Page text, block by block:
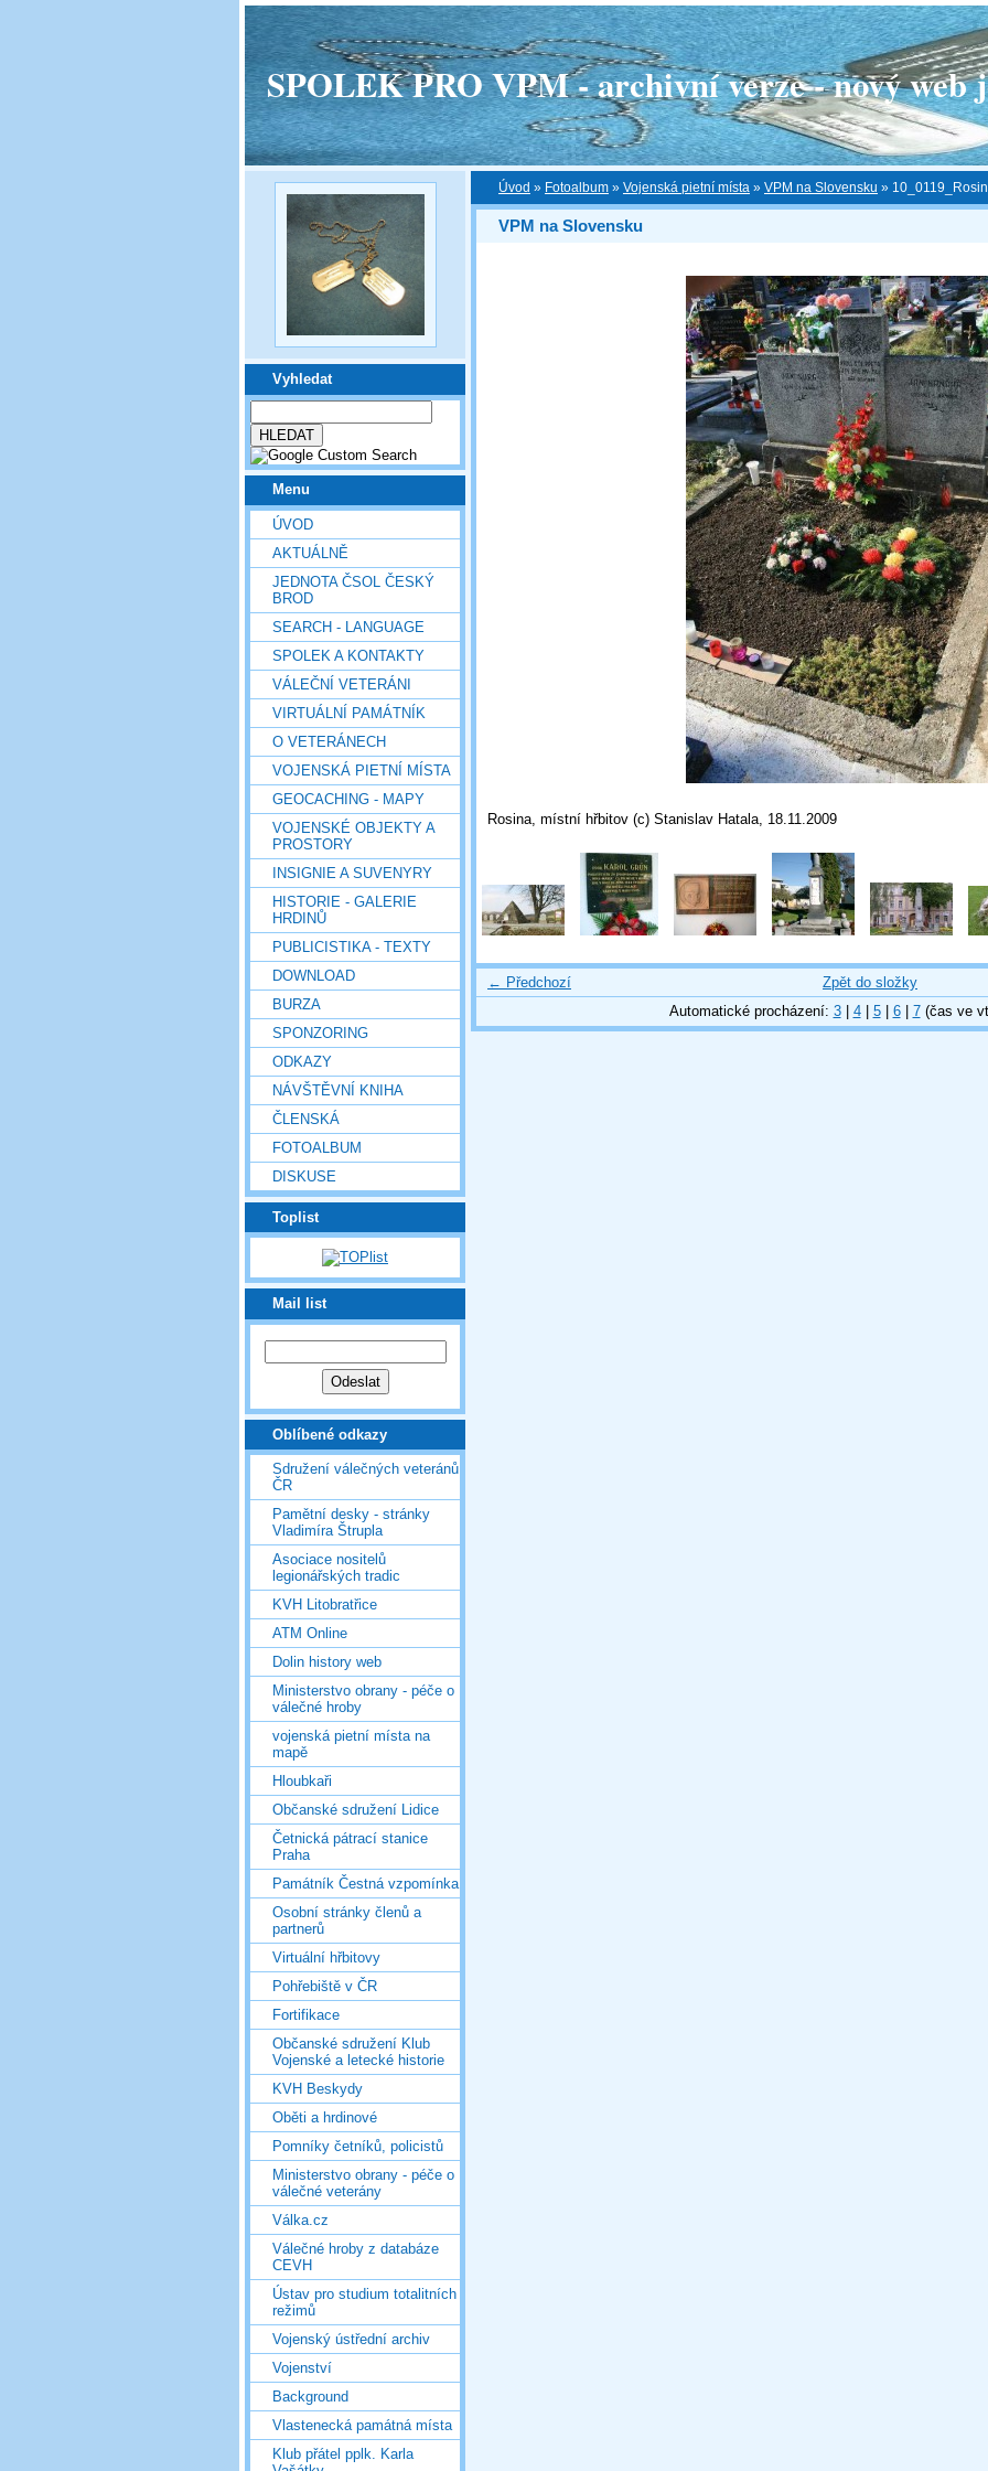
SPOLEK PRO VPM - archivní verze - nový web
Vyhledat
Menu
ÚVOD
AKTUÁLNĚ
JEDNOTA ČSOL ČESKÝ
BROD
SEARCH - LANGUAGE
SPOLEK A KONTAKTY
VÁLEČNÍ VETERÁNI
VIRTUÁLNÍ PAMÁTNÍK
O VETERÁNECH
VOJENSKÁ PIETNÍ MÍSTA
GEOCACHING - MAPY
VOJENSKÉ OBJEKTY A
PROSTORY
INSIGNIE A SUVENYRY
HISTORIE - GALERIE
HRDINŮ
PUBLICISTIKA - TEXTY
DOWNLOAD
BURZA
SPONZORING
ODKAZY
NÁVŠTĚVNÍ KNIHA
ČLENSKÁ
FOTOALBUM
DISKUSE
Toplist
Mail list
Oblíbené odkazy
Sdružení válečných veteránů
ČR
Pamětní desky - stránky
Vladimíra Štrupla
Asociace nositelů
legionářských tradic
KVH Litobratřice
ATM Online
Dolin history web
Ministerstvo obrany - péče o
válečné hroby
vojenská pietní místa na
mapě
Hloubkaři
Občanské sdružení Lidice
Četnická pátrací stanice
Praha
Památník Čestná vzpomínka
Osobní stránky členů a
partnerů
Virtuální hřbitovy
Pohřebiště v ČR
Fortifikace
Občanské sdružení Klub
Vojenské a letecké historie
KVH Beskydy
Oběti a hrdinové
Pomníky četníků, policistů
Ministerstvo obrany - péče o
válečné veterány
Válka.cz
Válečné hroby z databáze
CEVH
Ústav pro studium totalitních
režimů
Vojenský ústřední archiv
Vojenství
Background
Vlastenecká památná místa
Klub přátel pplk. Karla
Úvod » Fotoalbum » Vojenská pietní místa » VPM na Slovensku »
VPM na Slovensku
Rosina, místní hřbitov (c) Stanislav Hatala, 18.11.2009
← Předchozí
Zpět do složky
Automatické procházení: 3| 4| 5| 6| 7(čas ve